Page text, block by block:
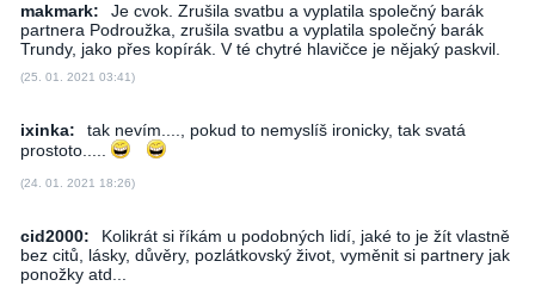
makmark:
Je cvok. Zrušila svatbu a vyplatila společný barák
partnera Podroužka, zrušila svatbu a vyplatila společný barák
Trundy, jako přes kopírák. V té chytré hlavičce je nějaký paskvil.
(25. 01. 2021 03:41)
ixinka:
tak nevím...., pokud to nemyslíš ironicky, tak svatá
prostoto.....
(24. 01. 2021 18:26)
cid2000:
Kolikrát si říkám u podobných lidí, jaké to je žít vlastně
bez citů, lásky, důvěry, pozlátkovský život, vyměnit si partnery jak
ponožky atd...